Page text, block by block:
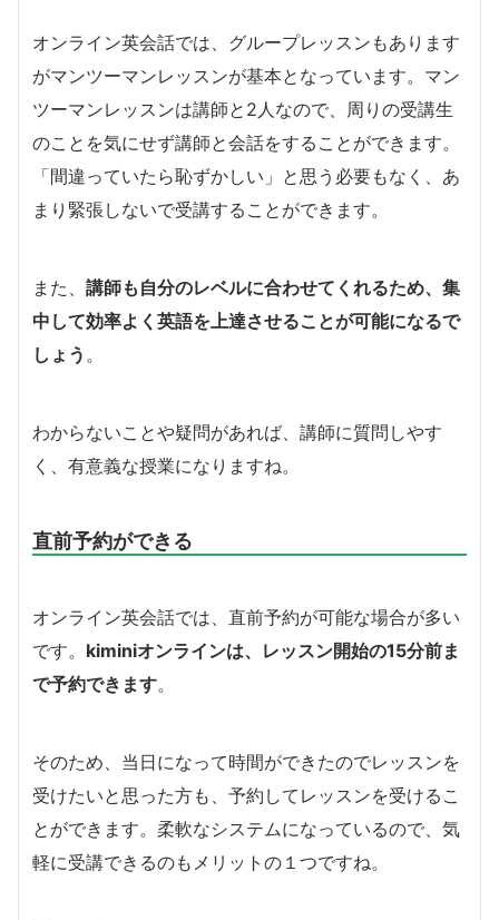
オンライン英会話では、グループレッスンもあります
がマンツーマンレッスンが基本となっています。マン
ツーマンレッスンは講師と2人なので、周りの受講生
のことを気にせず講師と会話をすることができます。
「間違っていたら恥ずかしい」と思う必要もなく、あ
まり緊張しないで受講することができます。
また、 講師も自分のレベルに合わせてくれるため、集
中して効率よく英語を上達させることが可能になるで
しょう 。
わからないことや疑問があれば、講師に質問しやす
く、有意義な授業になりますね。
直前予約ができる
オンライン英会話では、直前予約が可能な場合が多い
です。 kiminiオンラインは、レッスン開始の15分前ま
で予約できます。
そのため、当日になって時間ができたのでレッスンを
受けたいと思った方も、予約してレッスンを受けるこ
とができます。柔軟なシステムになっているので、気
軽に受講できるのもメリットの１つですね。